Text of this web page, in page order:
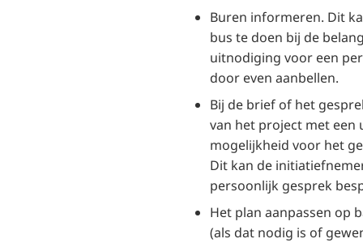
Buren informeren. Dit
bus te doen bij de
uitnodiging voor een
door even aanbellen.
Bij de brief of het
van het project met een
mogelijkheid voor het
Dit kan de
persoonlijk gesprek
Het plan aanpassen op
(als dat nodig is of